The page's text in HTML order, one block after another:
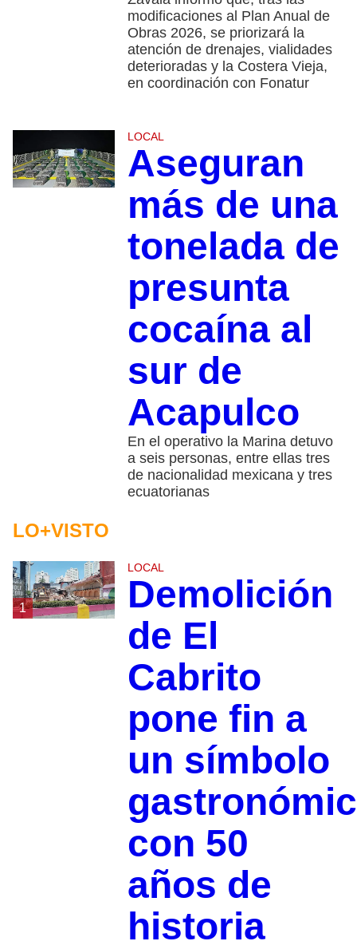
modificaciones al Plan Anual de
Obras 2026, se priorizará la
atención de drenajes, vialidades
deterioradas y la Costera Vieja,
en coordinación con Fonatur
LOCAL
Aseguran
más de una
tonelada de
presunta
cocaína al
sur de
Acapulco
En el operativo la Marina detuvo
a seis personas, entre ellas tres
de nacionalidad mexicana y tres
ecuatorianas
LO+VISTO
1
LOCAL
Demolición
de El
Cabrito
pone fin a
un símbolo
con 50
años de
historia